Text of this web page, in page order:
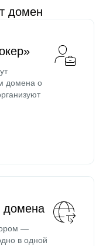
домен
домена о
домена
—
в одной